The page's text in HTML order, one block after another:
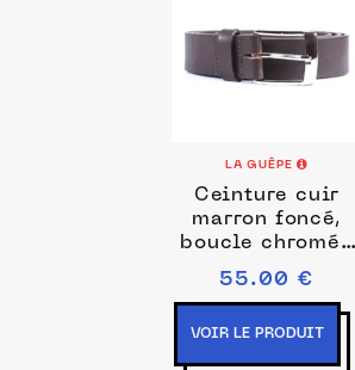
LA GUÊPE
Ceinture cuir
marron foncé,
boucle chromée
4039
55.00 €
VOIR LE PRODUIT